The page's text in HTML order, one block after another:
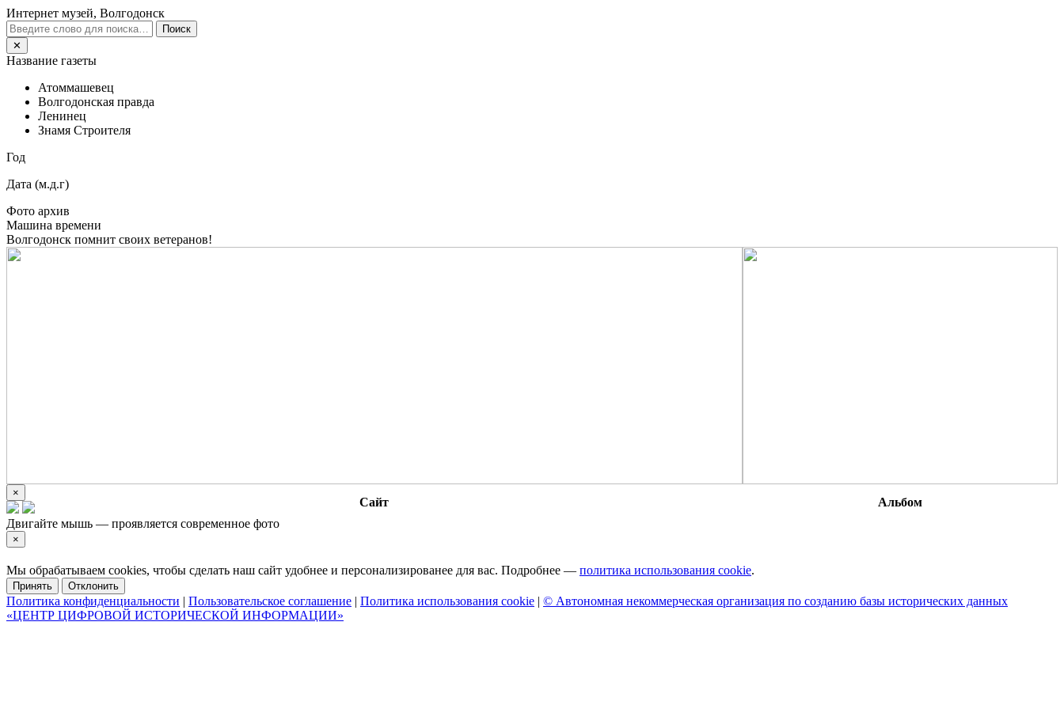
Интернет музей, Волгодонск
Поиск
✕
Название газеты
Атоммашевец
Волгодонская правда
Ленинец
Знамя Строителя
Год
Дата (м.д.г)
Фото архив
Машина времени
Волгодонск помнит своих ветеранов!
Сайт Альбом
×
Двигайте мышь — проявляется современное фото
×
Мы обрабатываем cookies, чтобы сделать наш сайт удобнее и персонализированее для вас. Подробнее — политика использования cookie.
Принять Отклонить
Политика конфиденциальности | Пользовательское соглашение | Политика использования cookie | © Автономная некоммерческая организация по созданию базы исторических данных
«ЦЕНТР ЦИФРОВОЙ ИСТОРИЧЕСКОЙ ИНФОРМАЦИИ»